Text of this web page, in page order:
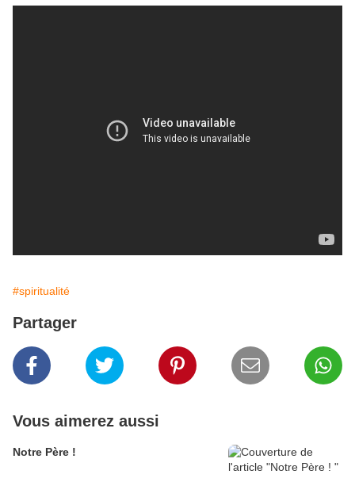
#spiritualité
Partager
Vous aimerez aussi
Notre Père !